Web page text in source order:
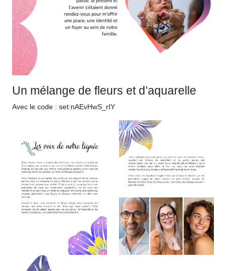
Un mélange de fleurs et d’aquarelle
Avec le code : set:nAEvHwS_rIY